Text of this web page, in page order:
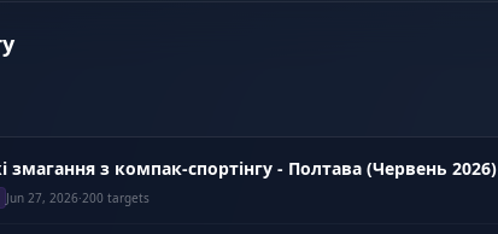
змагання з компак-спортінгу - Полтава (Червень 2026)
Jun 27, 2026·200 targets